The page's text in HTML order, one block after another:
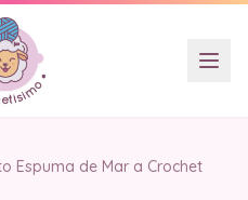
Espuma de Mar a Crochet